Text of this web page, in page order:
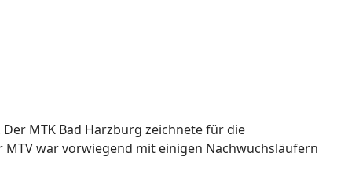
MTK Bad Harzburg zeichnete für die
war vorwiegend mit einigen Nachwuchsläufern